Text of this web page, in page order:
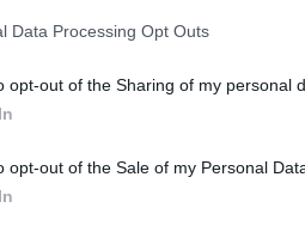
Data Processing Opt Outs
opt-out of the Sharing of my personal
opt-out of the Sale of my Personal
parviennent sur les Iles
Ce n’est qu’après cinq
militaires ont pu effectuer